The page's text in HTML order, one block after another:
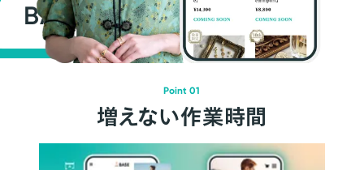
BASEが強い3つの理由
Point 01
増えない作業時間